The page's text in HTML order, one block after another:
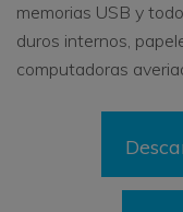
memorias USB y
duros internos,
computadoras